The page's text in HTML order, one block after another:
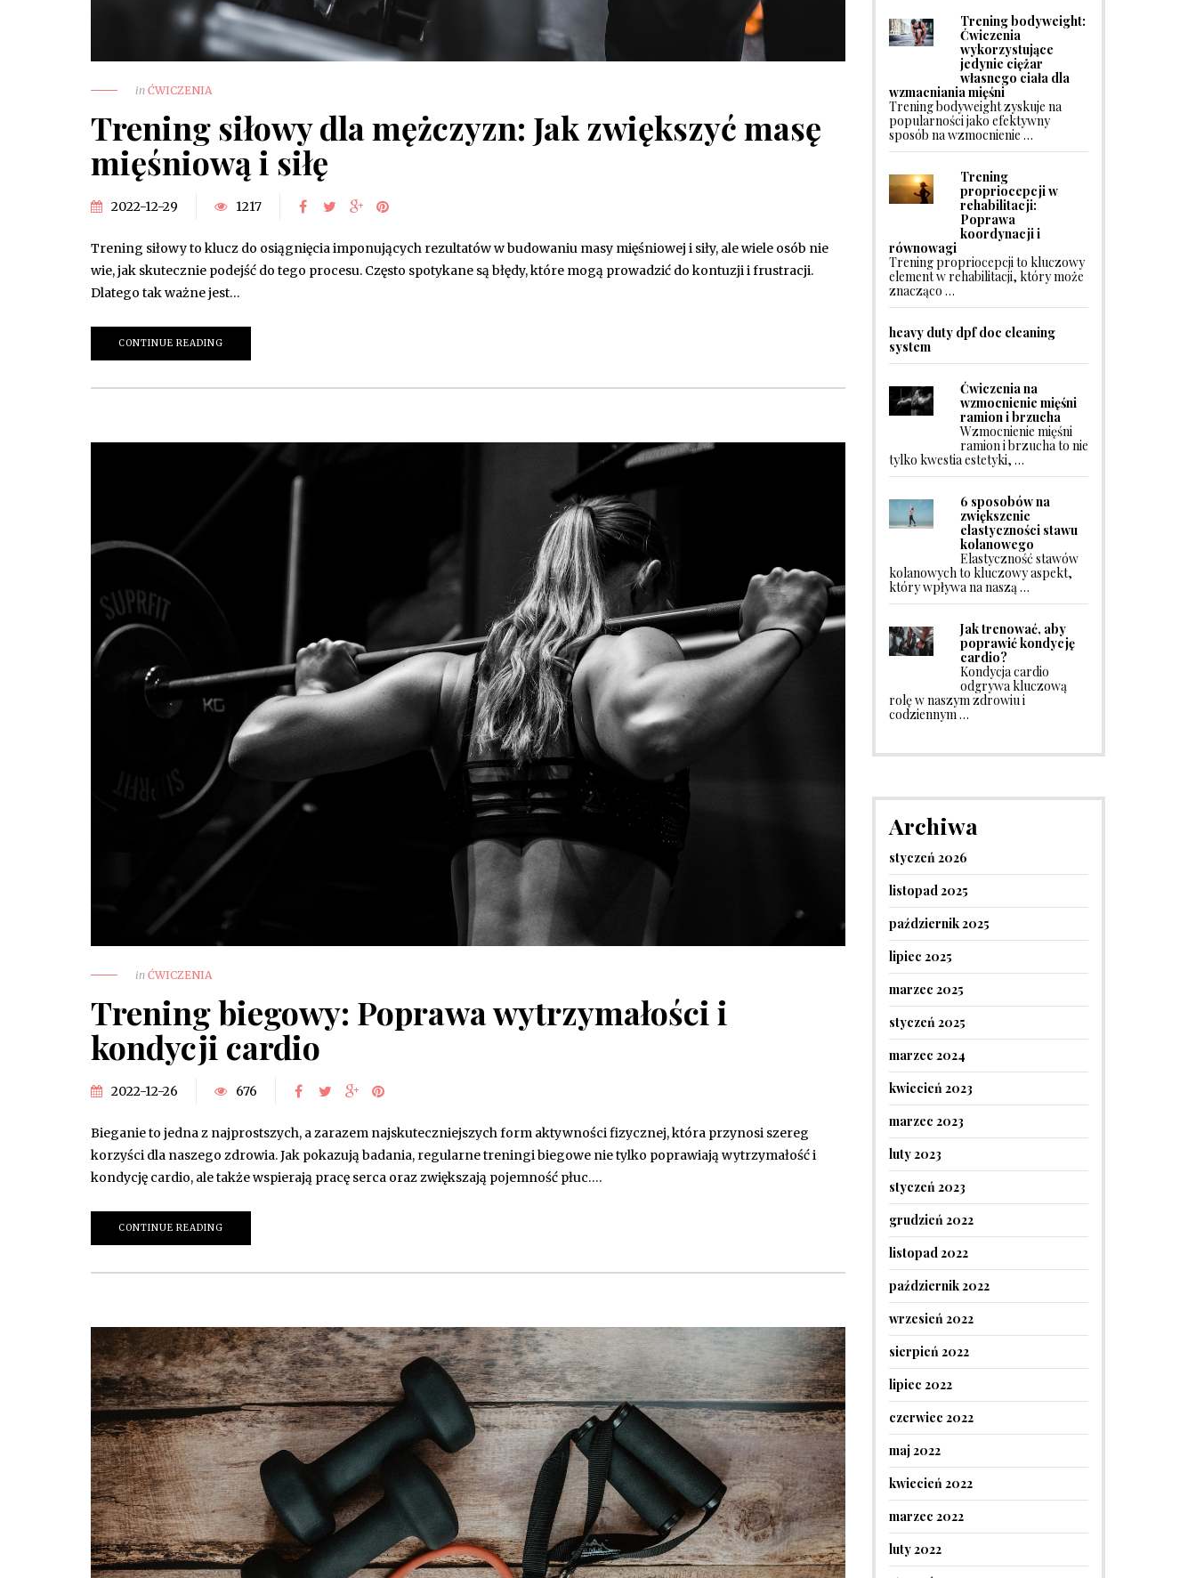
in ĆWICZENIA
Trening siłowy dla mężczyzn: Jak zwiększyć masę
mięśniową i siłę
2022-12-29 1217
Trening siłowy to klucz do osiągnięcia imponujących rezultatów w budowaniu masy mięśniowej i siły, ale wiele osób nie
wie, jak skutecznie podejść do tego procesu. Często spotykane są błędy, które mogą prowadzić do kontuzji i frustracji.
Dlatego tak ważne jest…
CONTINUE READING
in ĆWICZENIA
Trening biegowy: Poprawa wytrzymałości i
kondycji cardio
2022-12-26 676
Bieganie to jedna z najprostszych, a zarazem najskuteczniejszych form aktywności fizycznej, która przynosi szereg
korzyści dla naszego zdrowia. Jak pokazują badania, regularne treningi biegowe nie tylko poprawiają wytrzymałość i
kondycję cardio, ale także wspierają pracę serca oraz zwiększają pojemność płuc….
CONTINUE READING
Trening bodyweight:
Ćwiczenia
wykorzystujące
jedynie ciężar
własnego ciała dla
wzmacniania mięśni
Trening bodyweight zyskuje na
popularności jako efektywny
sposób na wzmocnienie …
Trening
propriocepcji w
rehabilitacji:
Poprawa
koordynacji i
równowagi
Trening propriocepcji to kluczowy
element w rehabilitacji, który może
znacząco …
heavy duty dpf doc cleaning
system
Ćwiczenia na
wzmocnienie mięśni
ramion i brzucha
Wzmocnienie mięśni
ramion i brzucha to nie
tylko kwestia estetyki, …
6 sposobów na
zwiększenie
elastyczności stawu
kolanowego
Elastyczność stawów
kolanowych to kluczowy aspekt,
który wpływa na naszą …
Jak trenować, aby
poprawić kondycję
cardio?
Kondycja cardio
odgrywa kluczową
rolę w naszym zdrowiu i
codziennym …
Archiwa
styczeń 2026
listopad 2025
październik 2025
lipiec 2025
marzec 2025
styczeń 2025
marzec 2024
kwiecień 2023
marzec 2023
luty 2023
styczeń 2023
grudzień 2022
listopad 2022
październik 2022
wrzesień 2022
sierpień 2022
lipiec 2022
czerwiec 2022
maj 2022
kwiecień 2022
marzec 2022
luty 2022